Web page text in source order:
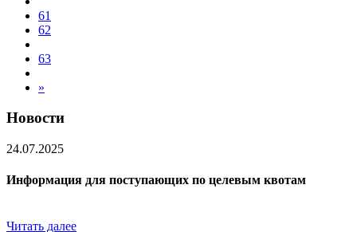
61
62
63
»
Новости
24.07.2025
Информация для поступающих по целевым квотам
Читать далее